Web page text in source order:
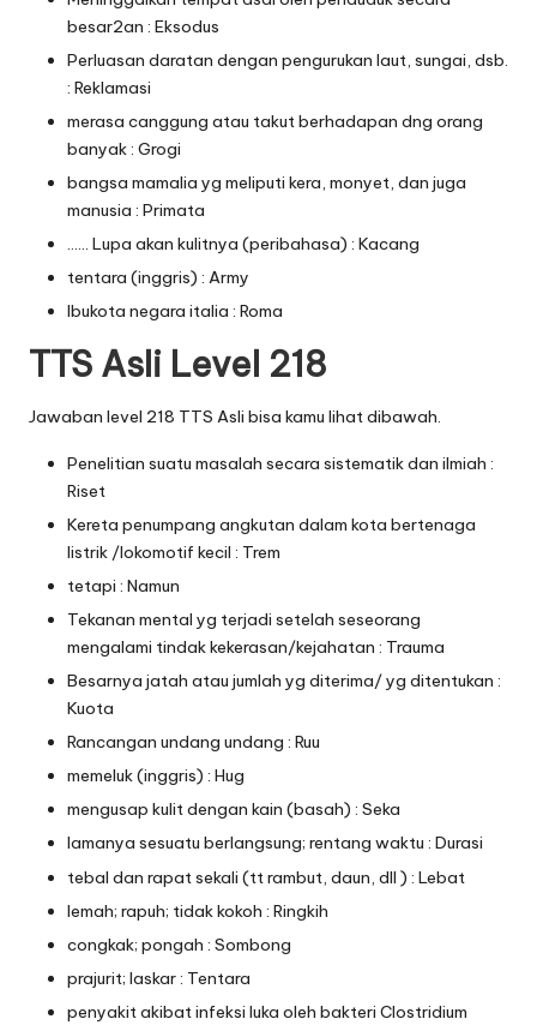
besar2an : Eksodus
Perluasan daratan dengan pengurukan laut, sungai, dsb.
: Reklamasi
merasa canggung atau takut berhadapan dng orang
banyak : Grogi
bangsa mamalia yg meliputi kera, monyet, dan juga
manusia : Primata
…… Lupa akan kulitnya (peribahasa) : Kacang
tentara (inggris) : Army
Ibukota negara italia : Roma
TTS Asli Level 218
Jawaban level 218 TTS Asli bisa kamu lihat dibawah.
Penelitian suatu masalah secara sistematik dan ilmiah :
Riset
Kereta penumpang angkutan dalam kota bertenaga
listrik /lokomotif kecil : Trem
tetapi : Namun
Tekanan mental yg terjadi setelah seseorang
mengalami tindak kekerasan/kejahatan : Trauma
Besarnya jatah atau jumlah yg diterima/ yg ditentukan :
Kuota
Rancangan undang undang : Ruu
memeluk (inggris) : Hug
mengusap kulit dengan kain (basah) : Seka
lamanya sesuatu berlangsung; rentang waktu : Durasi
tebal dan rapat sekali (tt rambut, daun, dll ) : Lebat
lemah; rapuh; tidak kokoh : Ringkih
congkak; pongah : Sombong
prajurit; laskar : Tentara
penyakit akibat infeksi luka oleh bakteri Clostridium